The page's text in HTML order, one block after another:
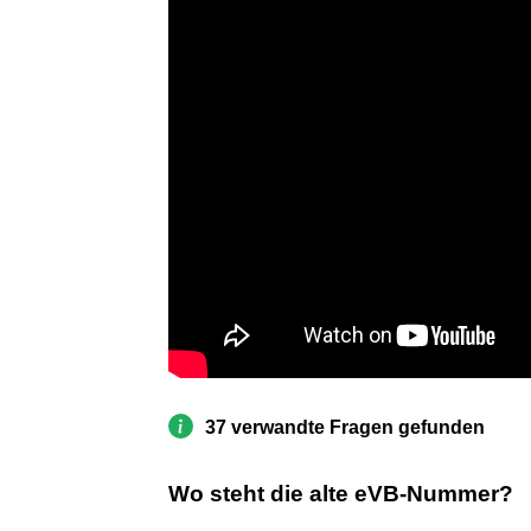
37 verwandte Fragen gefunden
Wo steht die alte eVB-Nummer?